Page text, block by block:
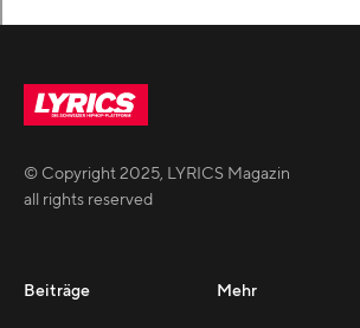
© Copyright2025, LYRICS Magazin
all rights reserved
Beiträge Mehr